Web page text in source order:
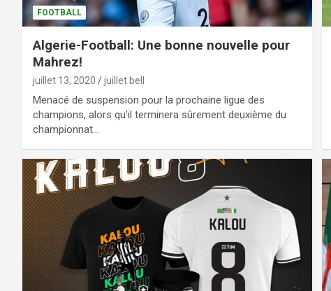
FOOTBALL
Algerie-Football: Une bonne nouvelle pour
Mahrez!
juillet 13, 2020 juillet bell
Menacé de suspension pour la prochaine ligue des
champions, alors qu’il terminera sûrement deuxième du
championnat…